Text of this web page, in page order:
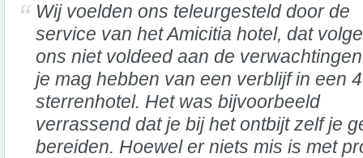
Wij voelden ons teleurgesteld door de
service van het Amicitia hotel, dat
ons niet voldeed aan de
je mag hebben van een verblijf in een
sterrenhotel. Het was bijvoorbeeld
verrassend dat je bij het ontbijt zelf je
bereiden. Hoewel er niets mis is met